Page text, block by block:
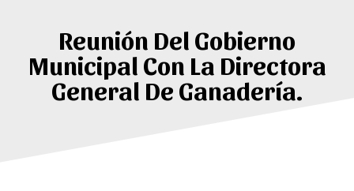
Reunión Del Gobierno
Municipal Con La Directora
General De Ganadería.